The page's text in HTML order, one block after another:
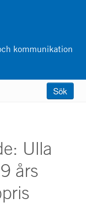
kommunikation
Sök
Ulla
års